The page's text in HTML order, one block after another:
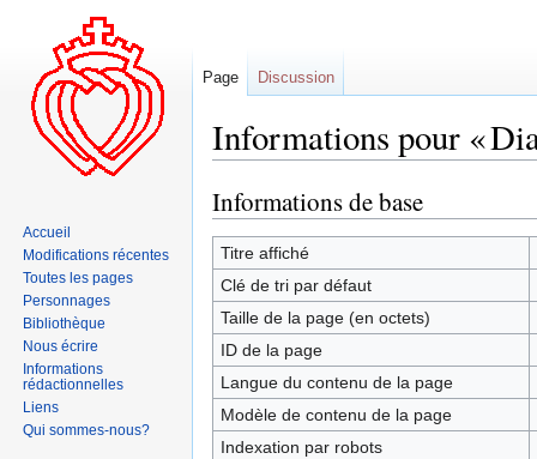
Informations pour «
Aller
à
la
navigation
Aller
à
la
recherche
Informations de base
Titre affiché
Clé de tri par défaut
Taille de la page (en octets)
ID de la page
Langue du contenu de la page
Modèle de contenu de la page
Indexation par robots
Page Discussion
Accueil
Modifications récentes
Toutes les pages
Personnages
Bibliothèque
Nous écrire
Informations
rédactionnelles
Liens
Qui sommes-nous?